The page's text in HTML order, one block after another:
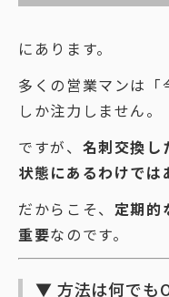
にあります。
多くの営業マンは「
しか注力しません。
ですが、 名刺交換し
状態にあるわけでは
だからこそ、 定期的
重要なのです。
▼ 方法は何でも